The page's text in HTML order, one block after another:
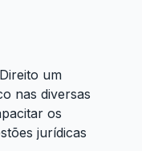
um
nas diversas
os
jurídicas